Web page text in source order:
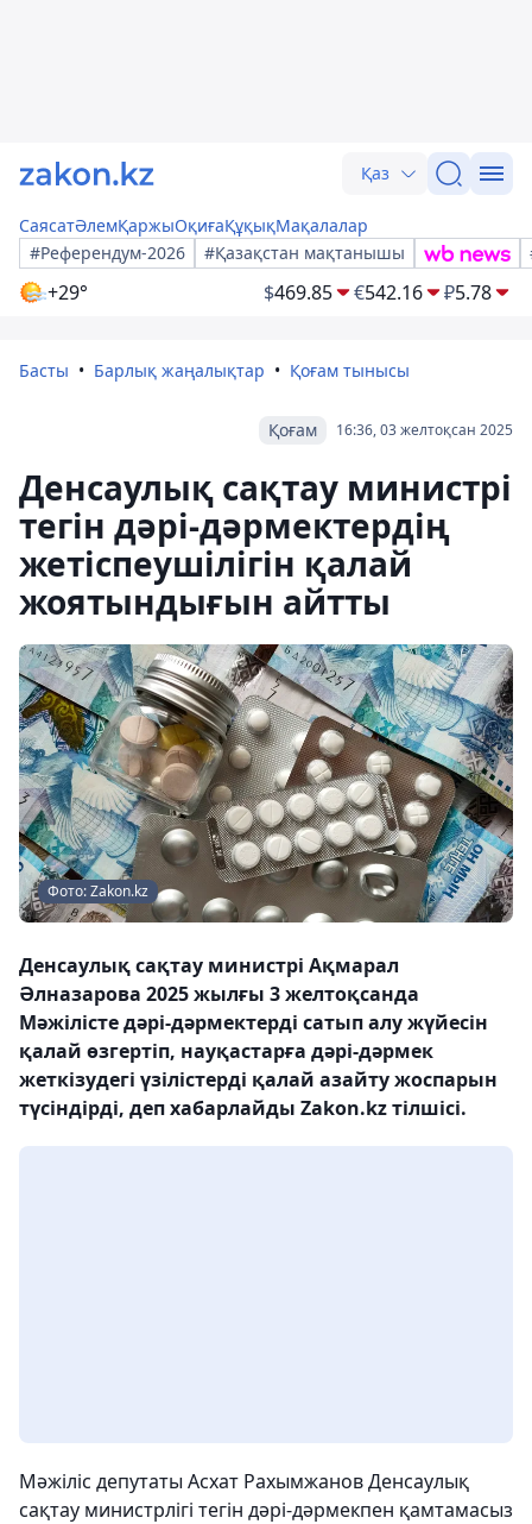
Қаз
СаясатӘлемҚаржыОқиғаҚұқықМақалалар
#Референдум-2026
#Қазақстан мақтанышы
+29° $469.85 €542.16 ₽5.78
Басты Барлық жаңалықтар Қоғам тынысы
16:36, 03 желтоқсан 2025
Қоғам
Денсаулық сақтау министрі
тегін дәрі-дәрмектердің
жетіспеушілігін қалай
жоятындығын айтты
Фото: Zakon.kz
Денсаулық сақтау министрі Ақмарал
Әлназарова 2025 жылғы 3 желтоқсанда
Мәжілісте дәрі-дәрмектерді сатып алу жүйесін
қалай өзгертіп, науқастарға дәрі-дәрмек
жеткізудегі үзілістерді қалай азайту жоспарын
түсіндірді, деп хабарлайды Zakon.kz тілшісі.
Мәжіліс депутаты Асхат Рахымжанов Денсаулық
сақтау министрлігі тегін дәрі-дәрмекпен қамтамасыз